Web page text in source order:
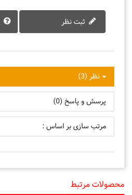
ثبت نظر
نظر (3)
پرسش و پاسخ (0)
مرتب سازی بر اساس :
محصولات مرتبط